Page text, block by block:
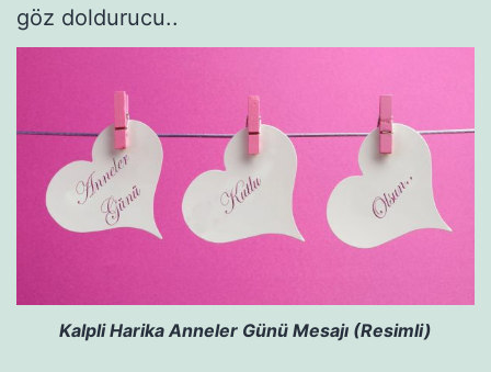
göz doldurucu..
Kalpli Harika Anneler Günü Mesajı (Resimli)